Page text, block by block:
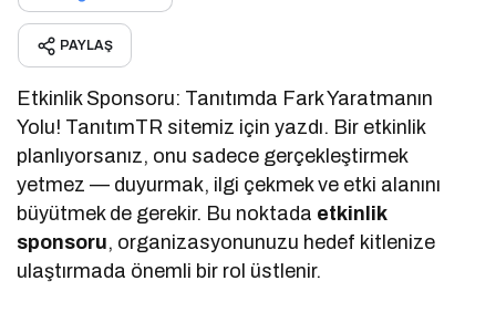
PAYLAŞ
Etkinlik Sponsoru: Tanıtımda Fark Yaratmanın
Yolu! TanıtımTR sitemiz için yazdı. Bir etkinlik
planlıyorsanız, onu sadece gerçekleştirmek
yetmez — duyurmak, ilgi çekmek ve etki alanını
büyütmek de gerekir. Bu noktada etkinlik
sponsoru, organizasyonunuzu hedef kitlenize
ulaştırmada önemli bir rol üstlenir.